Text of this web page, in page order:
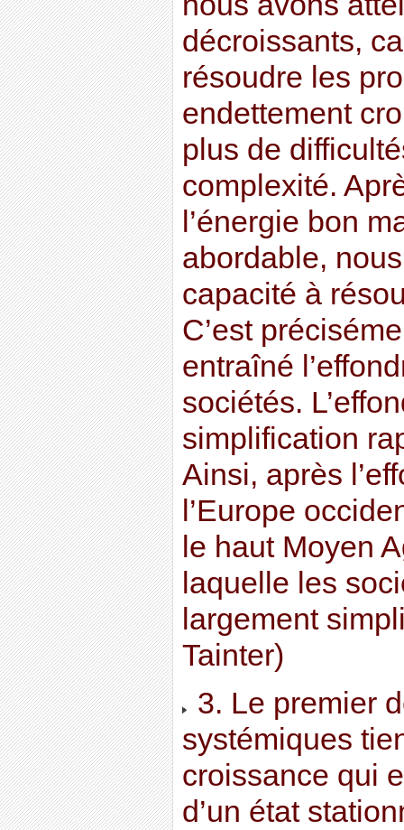
décroissants,
résoudre les
endettement
plus de
complexité.
l’énergie bon
abordable,
capacité à
C’est
entraîné
sociétés.
simplification
Ainsi, après
l’Europe
le haut Moyen
laquelle les
largement
Tainter)
3. Le premier
systémiques
croissance qui
d’un état